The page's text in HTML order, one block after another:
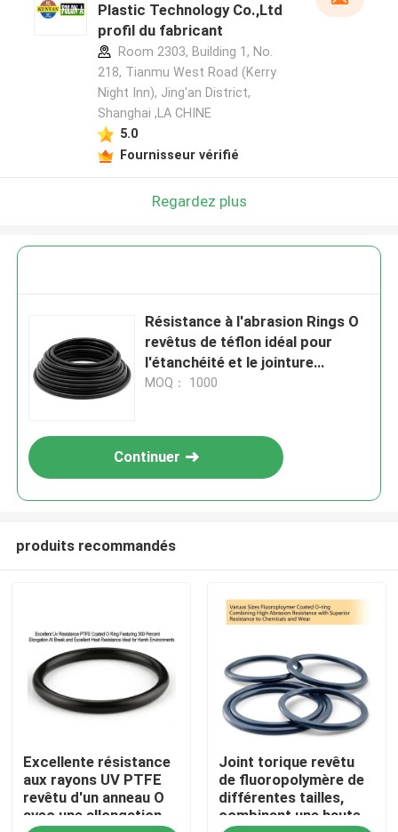
Aperçu
Produits
Vidéos
Plastic Technology Co.,Ltd
profil du fabricant
Room 2303, Building 1, No.
218, Tianmu West Road (Kerry
Night Inn), Jing'an District,
Shanghai ,LA CHINE
5.0
Fournisseur vérifié
Regardez plus
Résistance à l'abrasion Rings O
revêtus de téflon idéal pour
l'étanchéité et le jointure
Diverses industries Résistant
MOQ： 1000
Continuer
produits recommandés
Excellente résistance
aux rayons UV PTFE
revêtu d'un anneau O
avec une allongation
Joint torique revêtu
de fluoropolymère de
différentes tailles,
combinant une haute